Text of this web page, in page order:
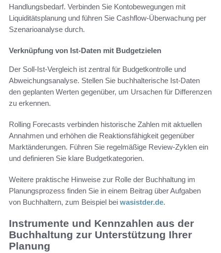
Handlungsbedarf. Verbinden Sie Kontobewegungen mit
Liquiditätsplanung und führen Sie Cashflow-Überwachung per
Szenarioanalyse durch.
Verknüpfung von Ist-Daten mit Budgetzielen
Der Soll-Ist-Vergleich ist zentral für Budgetkontrolle und
Abweichungsanalyse. Stellen Sie buchhalterische Ist-Daten
den geplanten Werten gegenüber, um Ursachen für Differenzen
zu erkennen.
Rolling Forecasts verbinden historische Zahlen mit aktuellen
Annahmen und erhöhen die Reaktionsfähigkeit gegenüber
Marktänderungen. Führen Sie regelmäßige Review-Zyklen ein
und definieren Sie klare Budgetkategorien.
Weitere praktische Hinweise zur Rolle der Buchhaltung im
Planungsprozess finden Sie in einem Beitrag über Aufgaben
von Buchhaltern, zum Beispiel bei wasistder.de.
Instrumente und Kennzahlen aus der
Buchhaltung zur Unterstützung Ihrer
Planung